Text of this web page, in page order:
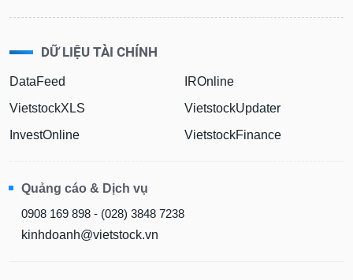
DỮ LIỆU TÀI CHÍNH
DataFeed
VietstockXLS
InvestOnline
IROnline
VietstockUpdater
VietstockFinance
Quảng cáo & Dịch vụ
0908 169 898 - (028) 3848 7238
kinhdoanh@vietstock.vn